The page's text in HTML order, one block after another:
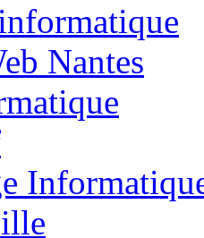
Nantes